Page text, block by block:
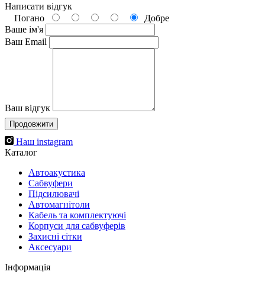
Написати відгук
Погано
Добре
Ваше ім'я
Ваш Email
Ваш відгук
Продовжити
Наш instagram
Каталог
Автоакустика
Cабвуфери
Підсилювачі
Автомагнітоли
Кабель та комплектуючі
Корпуси для сабвуферів
Захисні сітки
Аксесуари
Інформація